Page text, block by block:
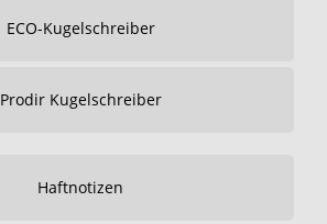
ECO-Kugelschreiber
Prodir Kugelschreiber
Haftnotizen